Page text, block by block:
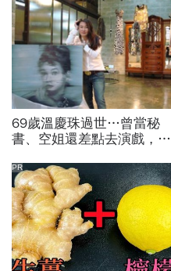
69歲溫慶珠過世…曾當秘
書、空姐還差點去演戲，擁
好友悼：她活成一件作品
PR